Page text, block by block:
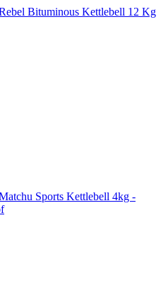
Bituminous Kettlebell 12 Kg
Sports Kettlebell 4kg -